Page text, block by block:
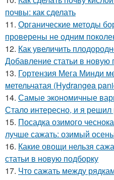
почвы: как сделать
11. Органические методы
проверены не одним
12. Как увеличить
Добавление статьи в новую
13. Гортензия Мега Минди
метельчатая (Hydrangea
14. Самые экономичные
Стало интересно, и я решил
15. Посадка озимого
лучше сажать: озимый
16. Какие овощи нельзя
статьи в новую подборку
17. Что сажать между